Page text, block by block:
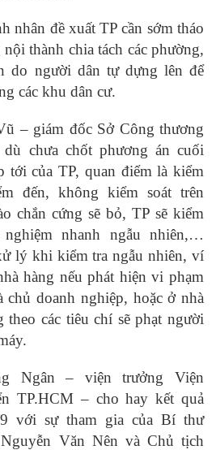
nhân đề xuất TP cần sớm tháo
thành chia tách các phường,
do người dân tự dựng lên để
các khu dân cư.
– giám đốc Sở Công thương
chưa chốt phương án cuối
tới của TP, quan điểm là kiểm
đến, không kiểm soát trên
chắn cứng sẽ bỏ, TP sẽ kiểm
nhanh ngẫu nhiên,…
lý khi kiểm tra ngẫu nhiên, ví
hàng nếu phát hiện vi phạm
chủ doanh nghiệp, hoặc ở nhà
các tiêu chí sẽ phạt người
Ngân – viện trưởng Viện
TP.HCM – cho hay kết quả
với sự tham gia của Bí thư
Văn Nên và Chủ tịch